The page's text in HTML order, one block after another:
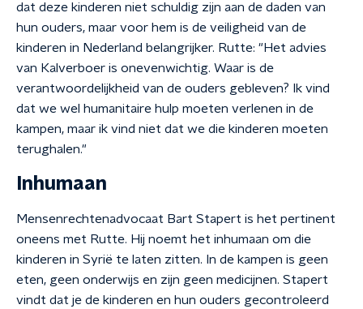
dat deze kinderen niet schuldig zijn aan de daden van
hun ouders, maar voor hem is de veiligheid van de
kinderen in Nederland belangrijker. Rutte: "Het advies
van Kalverboer is onevenwichtig. Waar is de
verantwoordelijkheid van de ouders gebleven? Ik vind
dat we wel humanitaire hulp moeten verlenen in de
kampen, maar ik vind niet dat we die kinderen moeten
terughalen."
Inhumaan
Mensenrechtenadvocaat Bart Stapert is het pertinent
oneens met Rutte. Hij noemt het inhumaan om die
kinderen in Syrië te laten zitten. In de kampen is geen
eten, geen onderwijs en zijn geen medicijnen. Stapert
vindt dat je de kinderen en hun ouders gecontroleerd